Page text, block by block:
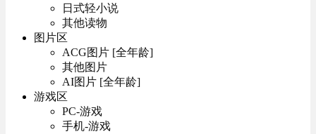
日式轻小说
其他读物
图片区
ACG图片 [全年龄]
其他图片
AI图片 [全年龄]
游戏区
PC-游戏
手机-游戏